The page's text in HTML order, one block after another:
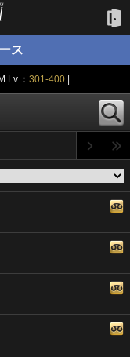
ス
Lv ：301-400